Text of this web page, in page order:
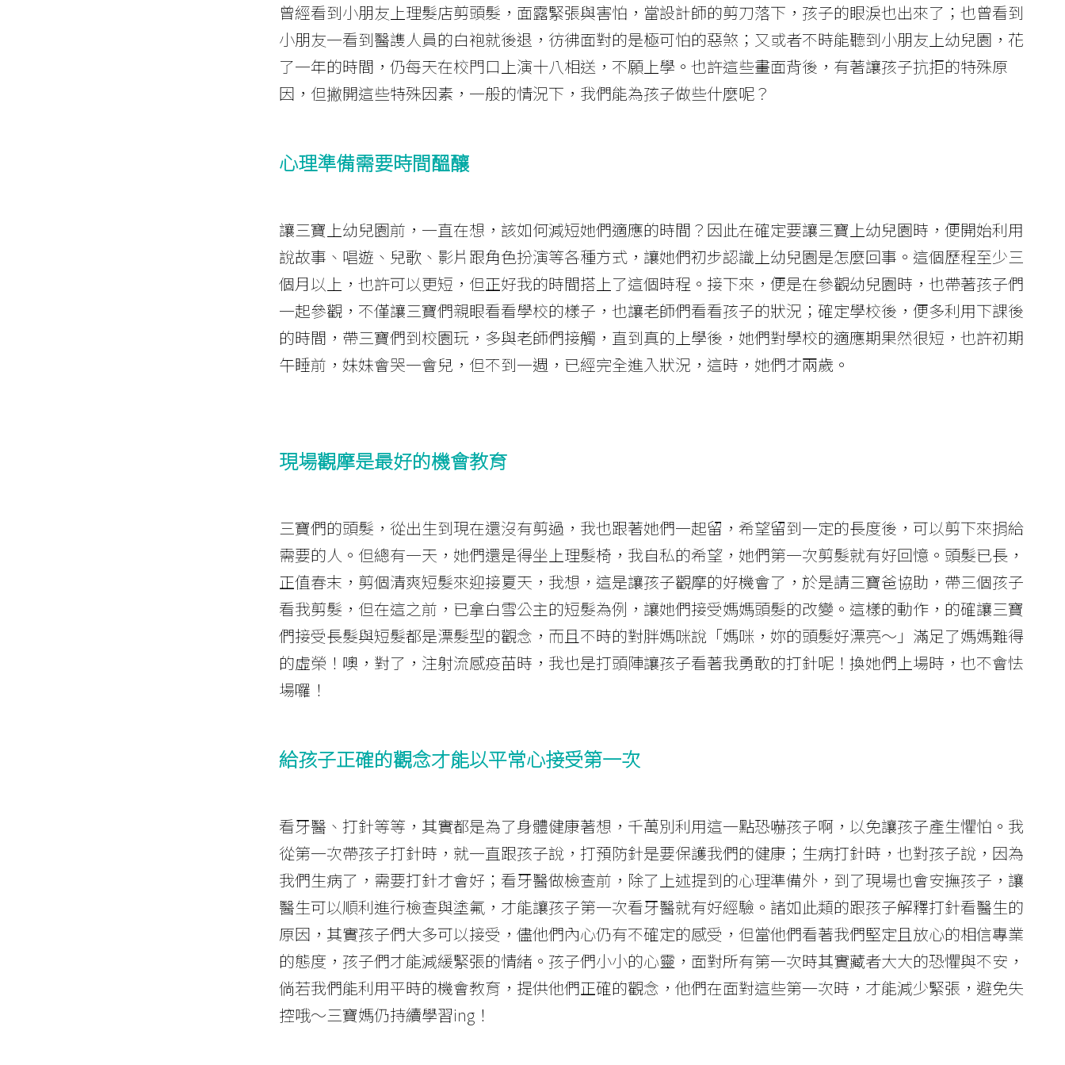
曾經看到小朋友上理髮店剪頭髮，面露緊張與害怕，當設計師的剪刀落下，孩子的眼淚也出來了；也曾看到
小朋友一看到醫謢人員的白袍就後退，彷彿面對的是極可怕的惡煞；又或者不時能聽到小朋友上幼兒園，花
了一年的時間，仍每天在校門口上演十八相送，不願上學。也許這些畫面背後，有著讓孩子抗拒的特殊原
因，但撇開這些特殊因素，一般的情況下，我們能為孩子做些什麼呢？
心理準備需要時間醞釀
讓三寶上幼兒園前，一直在想，該如何減短她們適應的時間？因此在確定要讓三寶上幼兒園時，便開始利用
說故事、唱遊、兒歌、影片跟角色扮演等各種方式，讓她們初步認識上幼兒園是怎麼回事。這個歷程至少三
個月以上，也許可以更短，但正好我的時間搭上了這個時程。接下來，便是在參觀幼兒園時，也帶著孩子們
一起參觀，不僅讓三寶們親眼看看學校的樣子，也讓老師們看看孩子的狀況；確定學校後，便多利用下課後
的時間，帶三寶們到校園玩，多與老師們接觸，直到真的上學後，她們對學校的適應期果然很短，也許初期
午睡前，妹妹會哭一會兒，但不到一週，已經完全進入狀況，這時，她們才兩歲。
現場觀摩是最好的機會教育
三寶們的頭髮，從出生到現在還沒有剪過，我也跟著她們一起留，希望留到一定的長度後，可以剪下來捐給
需要的人。但總有一天，她們還是得坐上理髮椅，我自私的希望，她們第一次剪髮就有好回憶。頭髮已長，
正值春末，剪個清爽短髮來迎接夏天，我想，這是讓孩子觀摩的好機會了，於是請三寶爸協助，帶三個孩子
看我剪髮，但在這之前，已拿白雪公主的短髮為例，讓她們接受媽媽頭髮的改變。這樣的動作，的確讓三寶
們接受長髮與短髮都是漂髮型的觀念，而且不時的對胖媽咪說「媽咪，妳的頭髮好漂亮～」滿足了媽媽難得
的虛榮！噢，對了，注射流感疫苗時，我也是打頭陣讓孩子看著我勇敢的打針呢！換她們上場時，也不會怯
場囉！
給孩子正確的觀念才能以平常心接受第一次
看牙醫、打針等等，其實都是為了身體健康著想，千萬別利用這一點恐嚇孩子啊，以免讓孩子產生懼怕。我
從第一次帶孩子打針時，就一直跟孩子說，打預防針是要保護我們的健康；生病打針時，也對孩子說，因為
我們生病了，需要打針才會好；看牙醫做檢查前，除了上述提到的心理準備外，到了現場也會安撫孩子，讓
醫生可以順利進行檢查與塗氟，才能讓孩子第一次看牙醫就有好經驗。諸如此類的跟孩子解釋打針看醫生的
原因，其實孩子們大多可以接受，儘他們內心仍有不確定的感受，但當他們看著我們堅定且放心的相信專業
的態度，孩子們才能減緩緊張的情緒。孩子們小小的心靈，面對所有第一次時其實藏者大大的恐懼與不安，
倘若我們能利用平時的機會教育，提供他們正確的觀念，他們在面對這些第一次時，才能減少緊張，避免失
控哦～三寶媽仍持續學習ing！